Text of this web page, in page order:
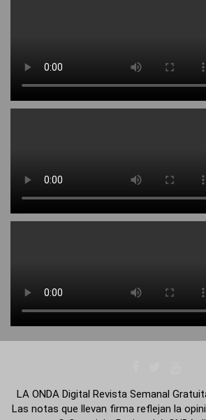
LA ONDA Digital Revista Semanal
Las notas que llevan firma reflejan la